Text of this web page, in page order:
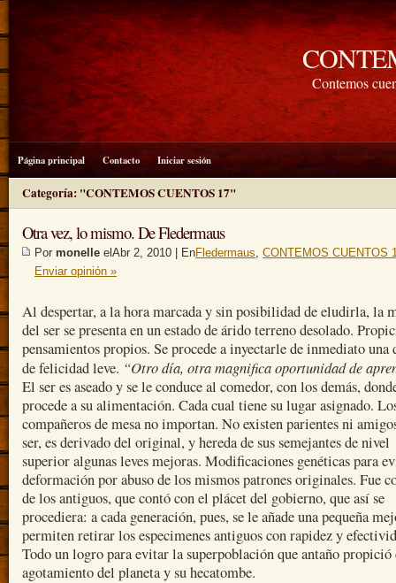
Contemos
Página principal Contacto Iniciar sesión
Categoría: "CONTEMOS CUENTOS 17"
Otra vez, lo mismo. De Fledermaus
Por monelle elAbr 2, 2010 | EnFledermaus, CONTEMOS CUENTOS
Enviar opinión »
Al despertar, a la hora marcada y sin posibilidad de eludirla, la
del ser se presenta en un estado de árido terreno desolado.
pensamientos propios. Se procede a inyectarle de inmediato una
de felicidad leve. “Otro día, otra magnifica oportunidad de
El ser es aseado y se le conduce al comedor, con los demás,
procede a su alimentación. Cada cual tiene su lugar asignado.
compañeros de mesa no importan. No existen parientes ni
ser, es derivado del original, y hereda de sus semejantes de nivel
superior algunas leves mejoras. Modificaciones genéticas para
deformación por abuso de los mismos patrones originales. Fue
de los antiguos, que contó con el plácet del gobierno, que así se
procediera: a cada generación, pues, se le añade una pequeña
permiten retirar los especimenes antiguos con rapidez y
Todo un logro para evitar la superpoblación que antaño propició
agotamiento del planeta y su hecatombe.